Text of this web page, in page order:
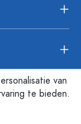
van
te bieden.